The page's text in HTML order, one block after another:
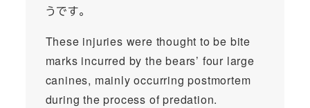
うです。
These injuries were thought to be bite
marks incurred by the bears’ four large
canines, mainly occurring postmortem
during the process of predation.